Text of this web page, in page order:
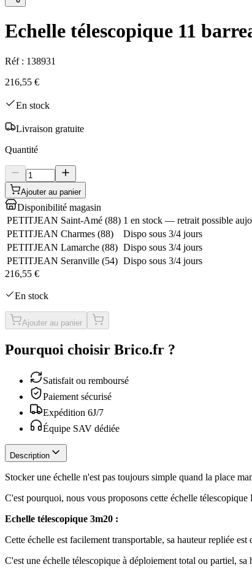
Echelle télescopique 11
Réf : 138931
216,55 €
En stock
Livraison gratuite
Quantité
Ajouter au panier
Disponibilité magasin
PETITJEAN Saint-Amé (88) 1 en stock — retrait possible
PETITJEAN Charmes (88)
Dispo sous 3/4 jours
PETITJEAN Lamarche (88) Dispo sous 3/4 jours
PETITJEAN Seranville (54) Dispo sous 3/4 jours
216,55 €
En stock
Ajouter au panier
Pourquoi choisir Brico.fr ?
Satisfait ou remboursé
Paiement sécurisé
Expédition 6J/7
Équipe SAV dédiée
Description
Stocker une échelle n'est pas toujours simple quand la place
C'est pourquoi, nous vous proposons cette échelle
Echelle télescopique 3m20 :
Cette échelle est facilement transportable, sa hauteur repliée
C'est une échelle télescopique à déploiement total ou partiel,